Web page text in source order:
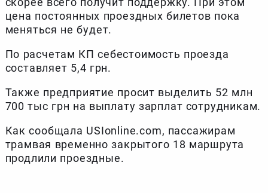
цена постоянных проездных билетов пока
меняться не будет.
По расчетам КП себестоимость проезда
составляет 5,4 грн.
Также предприятие просит выделить 52 млн
700 тыс грн на выплату зарплат сотрудникам.
Как сообщала USIonline.com, пассажирам
трамвая временно закрытого 18 маршрута
продлили проездные.